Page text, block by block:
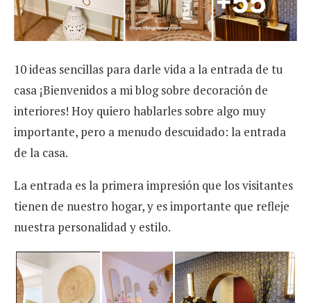
10 ideas sencillas para darle vida a la entrada de tu
casa ¡Bienvenidos a mi blog sobre decoración de
interiores! Hoy quiero hablarles sobre algo muy
importante, pero a menudo descuidado: la entrada
de la casa.
La entrada es la primera impresión que los visitantes
tienen de nuestro hogar, y es importante que refleje
nuestra personalidad y estilo.